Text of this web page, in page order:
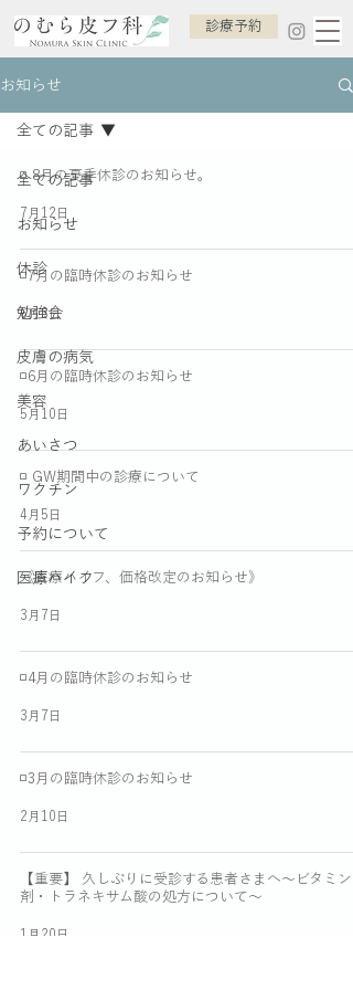
診療予約
お知らせ
全ての記事
お知らせ
休診
勉強会
皮膚の病気
美容
あいさつ
ワクチン
予約について
医療ハイフ
全ての記事
◽️ 8月の夏季休診のお知らせ。
7月12日
◽️7月の臨時休診のお知らせ
6月3日
◽️6月の臨時休診のお知らせ
5月10日
◽️ GW期間中の診療について
4月5日
《医療ハイフ、価格改定のお知らせ》
3月7日
◽️4月の臨時休診のお知らせ
3月7日
◽️3月の臨時休診のお知らせ
2月10日
【重要】 久しぶりに受診する患者さまへ～ビタミン
剤・トラネキサム酸の処方について～
1月20日